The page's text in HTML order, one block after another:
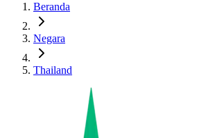
Beranda
Negara
Thailand